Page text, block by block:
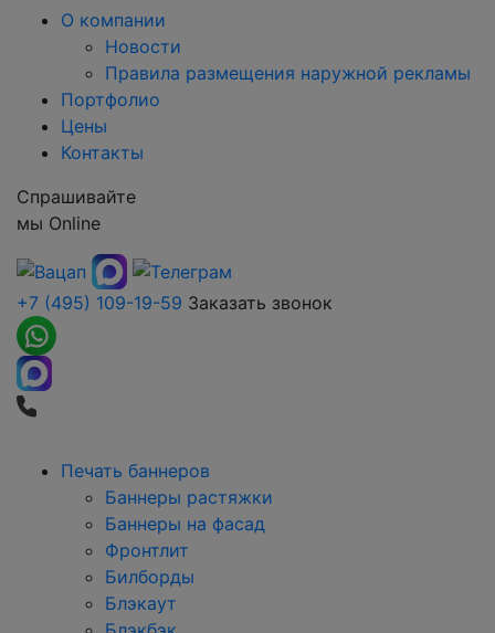
О компании
Новости
Правила размещения наружной рекламы
Портфолио
Цены
Контакты
Спрашивайте
мы Online
+7 (495) 109-19-59 Заказать звонок
Печать баннеров
Баннеры растяжки
Баннеры на фасад
Фронтлит
Билборды
Блэкаут